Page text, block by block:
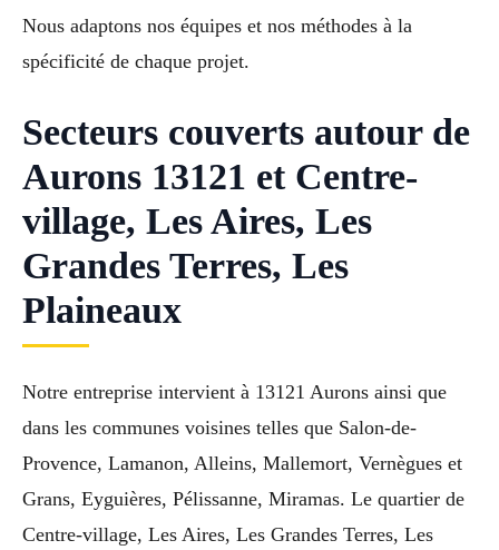
Nous adaptons nos équipes et nos méthodes à la
spécificité de chaque projet.
Secteurs couverts autour de
Aurons 13121 et Centre-
village, Les Aires, Les
Grandes Terres, Les
Plaineaux
Notre entreprise intervient à 13121 Aurons ainsi que
dans les communes voisines telles que Salon-de-
Provence, Lamanon, Alleins, Mallemort, Vernègues et
Grans, Eyguières, Pélissanne, Miramas. Le quartier de
Centre-village, Les Aires, Les Grandes Terres, Les